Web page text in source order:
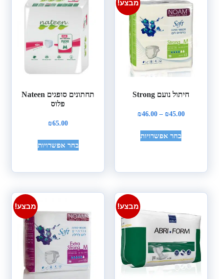
מבצע!
חיתול נועם Strong
₪45.00
–
₪46.00
בחר אפשרויות
תחתונים סופגים Nateen
פלוס
₪65.00
בחר אפשרויות
מבצע! מבצע!